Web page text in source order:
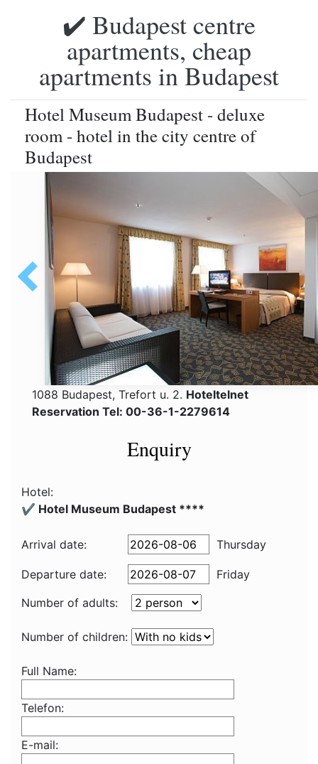
✔️ Budapest centre
apartments, cheap
apartments in Budapest
Hotel Museum Budapest - deluxe
room - hotel in the city centre of
Budapest
1088 Budapest, Trefort u. 2. Hoteltelnet
Reservation Tel: 00-36-1-2279614
Enquiry
Hotel:
✔️ Hotel Museum Budapest ****
Arrival date: Thursday
Departure date:
Friday
Number of adults:
Number of children:
Full Name:
Telefon:
E-mail: